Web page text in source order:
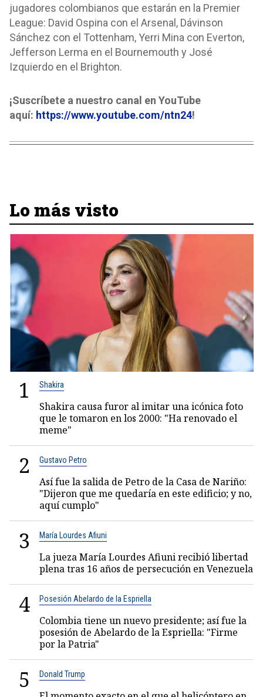
jugadores colombianos que estarán en la Premier
League: David Ospina con el Arsenal, Dávinson
Sánchez con el Tottenham, Yerri Mina con Everton,
Jefferson Lerma en el Bournemouth y José
Izquierdo en el Brighton.
¡Suscríbete a nuestro canal en YouTube
aquí: https://www.youtube.com/ntn24!
Lo más visto
1 Shakira
Shakira causa furor al imitar una icónica foto
que le tomaron en los 2000: "Ha renovado el
meme"
2 Gustavo Petro
Así fue la salida de Petro de la Casa de Nariño:
"Dijeron que me quedaría en este edificio; y no,
aquí cumplo"
3 María Lourdes Afiuni
La jueza María Lourdes Afiuni recibió libertad
plena tras 16 años de persecución en Venezuela
4 Posesión Abelardo de la Espriella
Colombia tiene un nuevo presidente; así fue la
posesión de Abelardo de la Espriella: "Firme
por la Patria"
5 Donald Trump